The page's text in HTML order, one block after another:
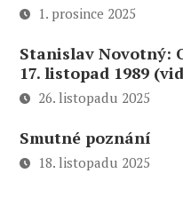
1. prosince 2025
Stanislav Novotný:
17. listopad 1989
26. listopadu 2025
Smutné poznání
18. listopadu 2025